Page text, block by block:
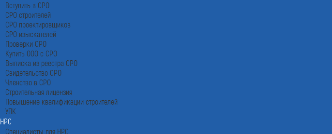
Вступить в СРО
СРО строителей
СРО проектировщиков
СРО изыскателей
Проверки СРО
Купить ООО с СРО
Выписка из реестра СРО
Свидетельство СРО
Членство в СРО
Строительная лицензия
Повышение квалификации строителей
УПК
НРС
Специалисты для НРС